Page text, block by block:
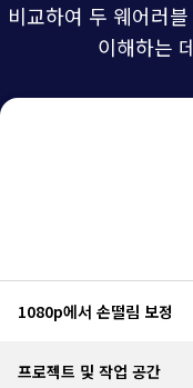
비교하여 두 웨어러
이해하는
1080p에서 손떨림 보정
프로젝트 및 작업 공간